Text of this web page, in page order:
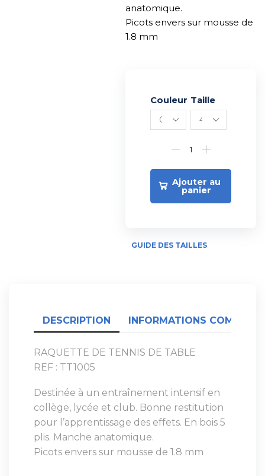
anatomique.
Picots envers sur mousse de
1.8 mm
Couleur Taille
Ajouter au
panier
Alternative:
GUIDE DES TAILLES
DESCRIPTION INFORMATIONS
RAQUETTE DE TENNIS DE TABLE
REF : TT1005
Destinée à un entraînement intensif en
collège, lycée et club. Bonne restitution
pour l’apprentissage des effets. En bois 5
plis. Manche anatomique.
Picots envers sur mousse de 1.8 mm